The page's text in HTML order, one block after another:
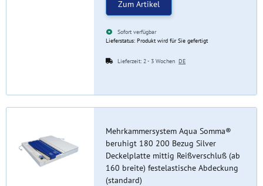
Zum Artikel
Sofort verfügbar
Lieferstatus: Produkt wird für Sie gefertigt
Lieferzeit:2 - 3 WochenDE
Mehrkammersystem Aqua Somma®
beruhigt 180 200 Bezug Silver
Deckelplatte mittig Reißverschluß (ab
160 breite) festelastische Abdeckung
(standard)